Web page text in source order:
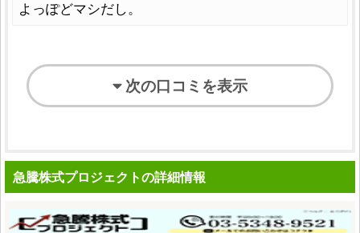
よっぽどマシだし。
次の口コミを表示
急騰株式プロジェクトの詳細情報